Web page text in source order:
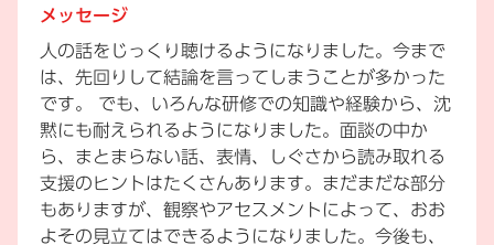
メッセージ
人の話をじっくり聴けるようになりました。今まで
は、先回りして結論を言ってしまうことが多かった
です。 でも、いろんな研修での知識や経験から、沈
黙にも耐えられるようになりました。面談の中か
ら、まとまらない話、表情、しぐさから読み取れる
支援のヒントはたくさんあります。まだまだな部分
もありますが、観察やアセスメントによって、おお
よその見立てはできるようになりました。今後も、